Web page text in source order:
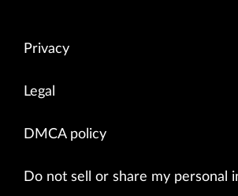
Privacy
Legal
DMCA policy
Do not sell or share my personal